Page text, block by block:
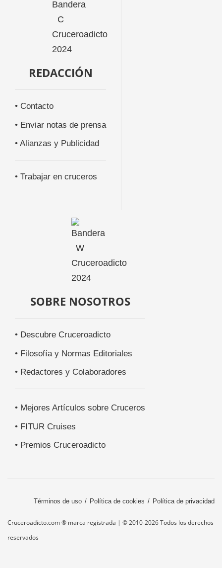
REDACCIÓN
• Contacto
• Enviar notas de prensa
• Alianzas y Publicidad
• Trabajar en cruceros
SOBRE NOSOTROS
• Descubre Cruceroadicto
• Filosofía y Normas Editoriales
• Redactores y Colaboradores
• Mejores Artículos sobre Cruceros
• FITUR Cruises
• Premios Cruceroadicto
Términos de uso Política de cookies Política de privacidad
Cruceroadicto.com ® marca registrada | © 2010-2026 Todos los derechos
reservados